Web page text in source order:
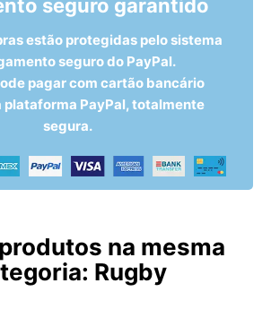
seguro garantido
estão protegidas pelo sistema
seguro do PayPal.
pagar com cartão bancário
plataforma PayPal, totalmente
segura.
na mesma
Rugby